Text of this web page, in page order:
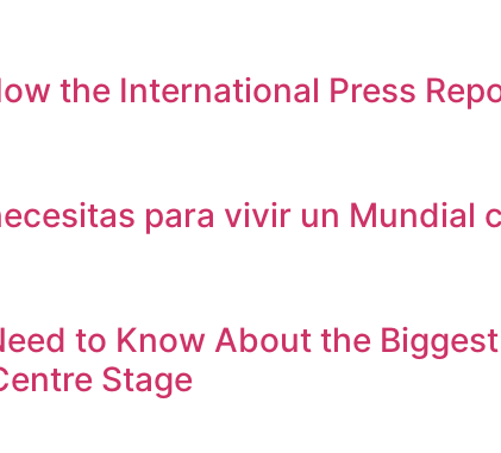
the International Press
para vivir un Mundial
to Know About the
Stage